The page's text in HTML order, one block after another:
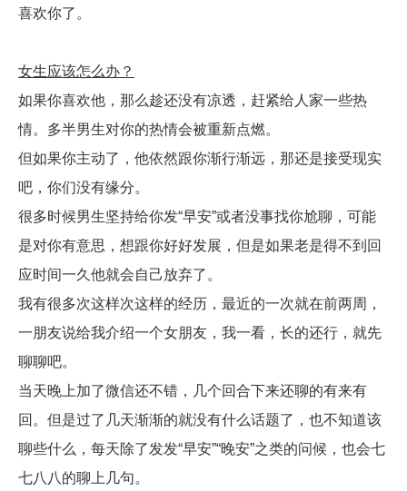
喜欢你了。
女生应该怎么办？
如果你喜欢他，那么趁还没有凉透，赶紧给人家一些热
情。多半男生对你的热情会被重新点燃。
但如果你主动了，他依然跟你渐行渐远，那还是接受现实
吧，你们没有缘分。
很多时候男生坚持给你发“早安”或者没事找你尬聊，可能
是对你有意思，想跟你好好发展，但是如果老是得不到回
应时间一久他就会自己放弃了。
我有很多次这样次这样的经历，最近的一次就在前两周，
一朋友说给我介绍一个女朋友，我一看，长的还行，就先
聊聊吧。
当天晚上加了微信还不错，几个回合下来还聊的有来有
回。但是过了几天渐渐的就没有什么话题了，也不知道该
聊些什么，每天除了发发“早安”“晚安”之类的问候，也会七
七八八的聊上几句。